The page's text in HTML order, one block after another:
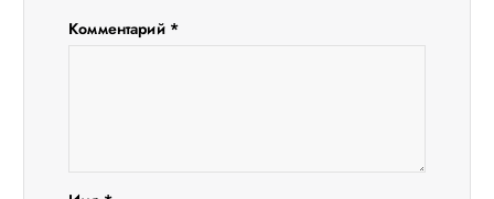
Комментарий *